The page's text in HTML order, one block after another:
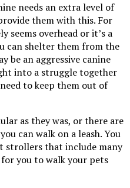
needs an extra level of
them with this. For
seems overhead or it’s a
can shelter them from the
be an aggressive canine
into a struggle together
to keep them out of
as they was, or there are
can walk on a leash. You
strollers that include many
you to walk your pets